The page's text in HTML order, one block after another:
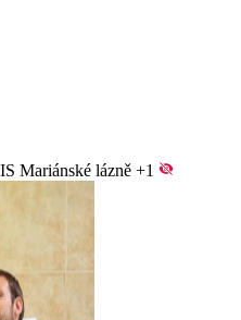
Mariánské lázně +1